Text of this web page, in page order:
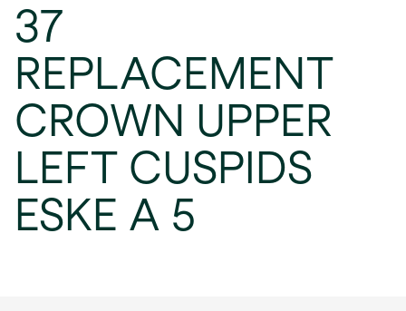
37
REPLACEMENT
CROWN UPPER
LEFT CUSPIDS
ESKE A 5